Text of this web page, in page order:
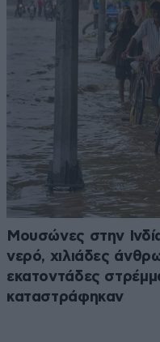
Μουσώνες στην
νερό, χιλιάδες
εκατοντάδες
καταστράφηκαν